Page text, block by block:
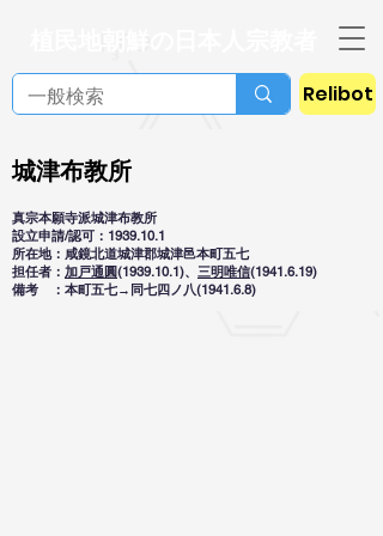
Relibot
城津布教所
真宗本願寺派城津布教所
設立申請/認可：1939.10.1
所在地：咸鏡北道城津郡城津邑本町五七
担任者： 加戸通圓(1939.10.1)、 三明唯信(1941.6.19)
備考 ：本町五七→同七四ノ八(1941.6.8)